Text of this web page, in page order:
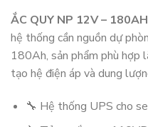
ẮC QUY NP 12V – 180AH
hệ thống cần nguồn dự
180Ah, sản phẩm phù hợp
tạo hệ điện áp và dung
🔧 Hệ thống UPS cho